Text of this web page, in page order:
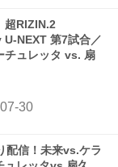
超RIZIN.2
NEXT 第7試合／
チュレッタ vs. 扇
配信！未来vs.ケラ